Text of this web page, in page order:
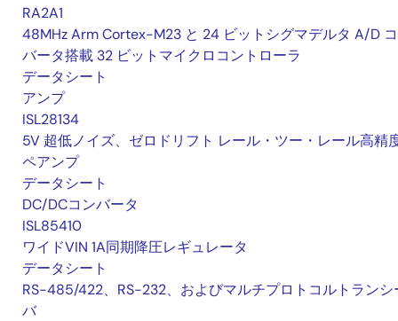
RA2A1
48MHz Arm Cortex-M23 と 24 ビットシグマデルタ A/D
バータ搭載 32 ビットマイクロコントローラ
データシート
アンプ
ISL28134
5V 超低ノイズ、ゼロドリフト レール・ツー・レール高精
ペアンプ
データシート
DC/DCコンバータ
ISL85410
ワイドVIN 1A同期降圧レギュレータ
データシート
RS-485/422、RS-232、およびマルチプロトコルトランシ
バ